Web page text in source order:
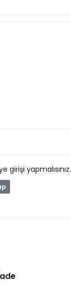
girişi yapmalısınız.